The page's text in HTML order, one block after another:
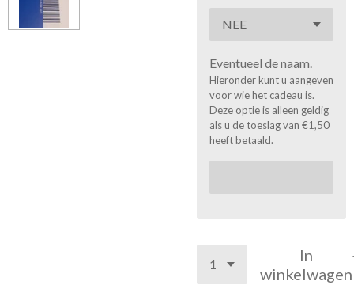
Eventueel de naam.
Hieronder kunt u aangeven
voor wie het cadeau is.
Deze optie is alleen geldig
als u de toeslag van €1,50
heeft betaald.
In
winkelwagen